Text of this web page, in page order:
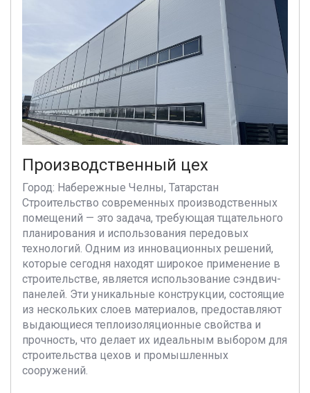
Производственный цех
Город: Набережные Челны, Татарстан
Строительство современных производственных
помещений — это задача, требующая тщательного
планирования и использования передовых
технологий. Одним из инновационных решений,
которые сегодня находят широкое применение в
строительстве, является использование сэндвич-
панелей. Эти уникальные конструкции, состоящие
из нескольких слоев материалов, предоставляют
выдающиеся теплоизоляционные свойства и
прочность, что делает их идеальным выбором для
строительства цехов и промышленных
сооружений.